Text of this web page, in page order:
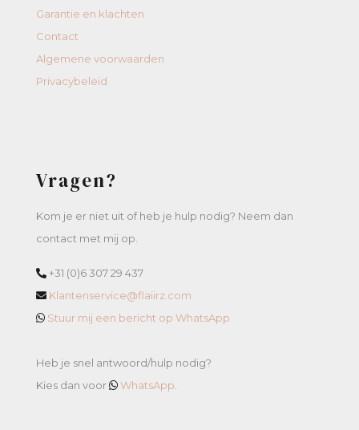
Garantie en klachten
Contact
Algemene voorwaarden
Privacybeleid
Vragen?
Kom je er niet uit of heb je hulp nodig? Neem dan
contact met mij op.
+31 (0)6 307 29 437
Klantenservice@flaiirz.com
Stuur mij een bericht op WhatsApp
Heb je snel antwoord/hulp nodig?
Kies dan voor
WhatsApp